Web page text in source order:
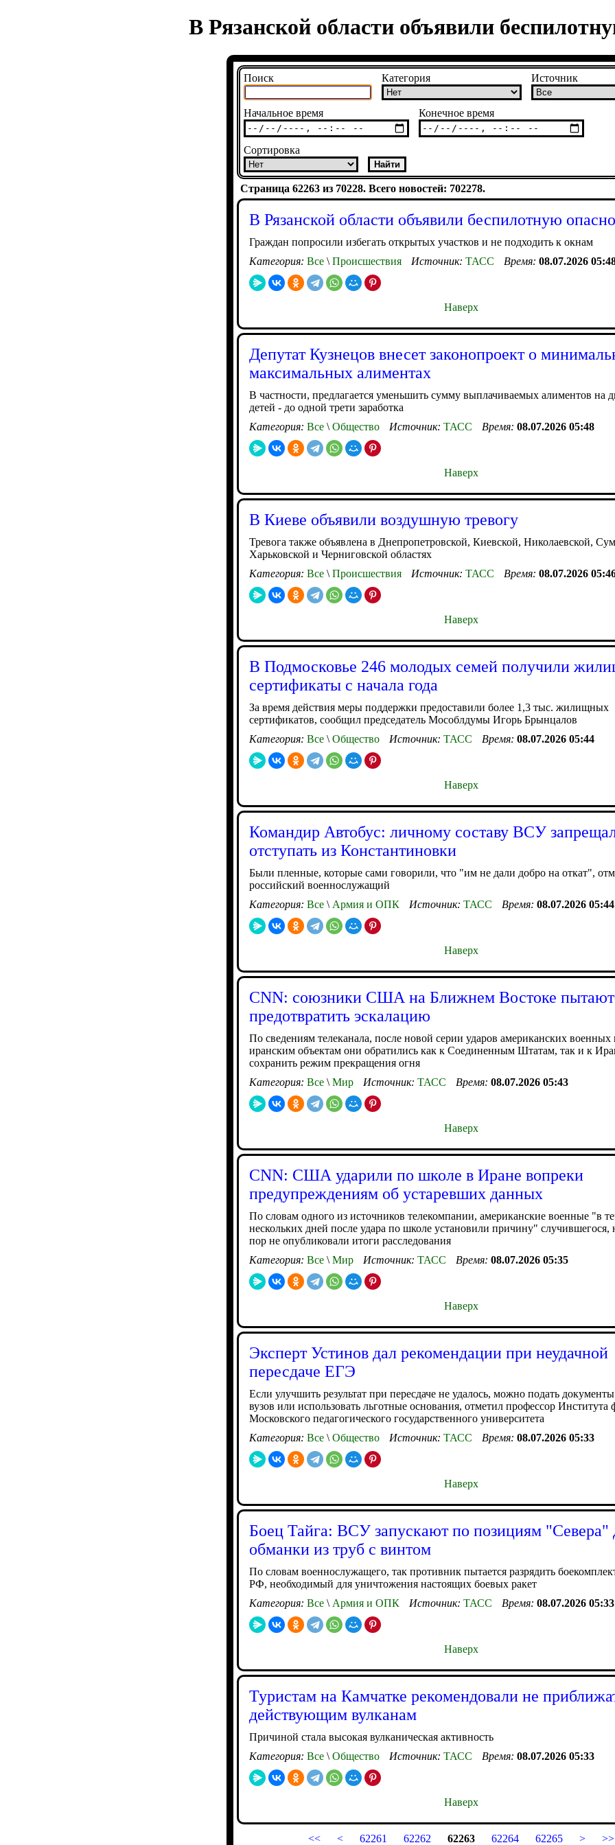
В Рязанской области объявили
Поиск Категория Источник
Начальное время Конечное время
Сортировка
Страница 62263 из 70228. Всего новостей: 702278.
В Рязанской области объявили беспилотную
Граждан попросили избегать открытых участков и не подходить к окнам
Категория: Все \ Происшествия Источник: ТАСС Время: 08.07.2026
Наверх
Депутат Кузнецов внесет законопроект о
максимальных алиментах
В частности, предлагается уменьшить сумму выплачиваемых алиментов на
детей - до одной трети заработка
Категория: Все \ Общество Источник: ТАСС Время: 08.07.2026 05:48
Наверх
В Киеве объявили воздушную тревогу
Тревога также объявлена в Днепропетровской, Киевской, Николаевской,
Харьковской и Черниговской областях
Категория: Все \ Происшествия Источник: ТАСС Время: 08.07.2026
Наверх
В Подмосковье 246 молодых семей получили
сертификаты с начала года
За время действия меры поддержки предоставили более 1,3 тыс. жилищных
сертификатов, сообщил председатель Мособлдумы Игорь Брынцалов
Категория: Все \ Общество Источник: ТАСС Время: 08.07.2026 05:44
Наверх
Командир Автобус: личному составу ВСУ
отступать из Константиновки
Были пленные, которые сами говорили, что "им не дали добро на откат",
российский военнослужащий
Категория: Все \ Армия и ОПК Источник: ТАСС Время: 08.07.2026 05:44
Наверх
CNN: союзники США на Ближнем Востоке
предотвратить эскалацию
По сведениям телеканала, после новой серии ударов американских военных
иранским объектам они обратились как к Соединенным Штатам, так и к
сохранить режим прекращения огня
Категория: Все \ Мир Источник: ТАСС Время: 08.07.2026 05:43
Наверх
CNN: США ударили по школе в Иране вопреки
предупреждениям об устаревших данных
По словам одного из источников телекомпании, американские военные "в
нескольких дней после удара по школе установили причину" случившегося,
пор не опубликовали итоги расследования
Категория: Все \ Мир Источник: ТАСС Время: 08.07.2026 05:35
Наверх
Эксперт Устинов дал рекомендации при неудачной
пересдаче ЕГЭ
Если улучшить результат при пересдаче не удалось, можно подать
вузов или использовать льготные основания, отметил профессор Института
Московского педагогического государственного университета
Категория: Все \ Общество Источник: ТАСС Время: 08.07.2026 05:33
Наверх
Боец Тайга: ВСУ запускают по позициям "Севера"
обманки из труб с винтом
По словам военнослужащего, так противник пытается разрядить
РФ, необходимый для уничтожения настоящих боевых ракет
Категория: Все \ Армия и ОПК Источник: ТАСС Время: 08.07.2026 05:33
Наверх
Туристам на Камчатке рекомендовали не
действующим вулканам
Причиной стала высокая вулканическая активность
Категория: Все \ Общество Источник: ТАСС Время: 08.07.2026 05:33
Наверх
<< < 62261 62262 62263 62264 62265 > >>